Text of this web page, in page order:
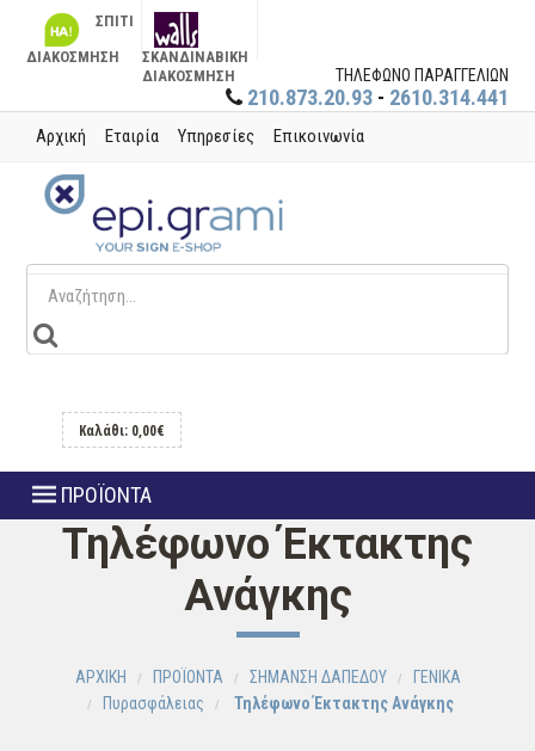
ΣΠΙΤΙ
ΔΙΑΚΟΣΜΗΣΗ
ΣΚΑΝΔΙΝΑΒΙΚΗ
ΔΙΑΚΟΣΜΗΣΗ
ΤΗΛΕΦΩΝΟ ΠΑΡΑΓΓΕΛΙΩΝ
210.873.20.93 - 2610.314.441
Αρχική Εταιρία Υπηρεσίες Επικοινωνία
Καλάθι: 0,00€
ΠΡΟΪΟΝΤΑ
Τηλέφωνο Έκτακτης
Ανάγκης
ΑΡΧΙΚΗ ΠΡΟΪΟΝΤΑ ΣΗΜΑΝΣΗ ΔΑΠΕΔΟΥ
ΓΕΝΙΚΑ
Πυρασφάλειας
Τηλέφωνο Έκτακτης Ανάγκης